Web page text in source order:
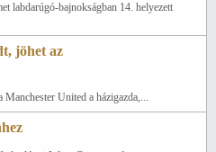
labdarúgó-bajnokságban 14. helyezett
jöhet az
United a házigazda,...